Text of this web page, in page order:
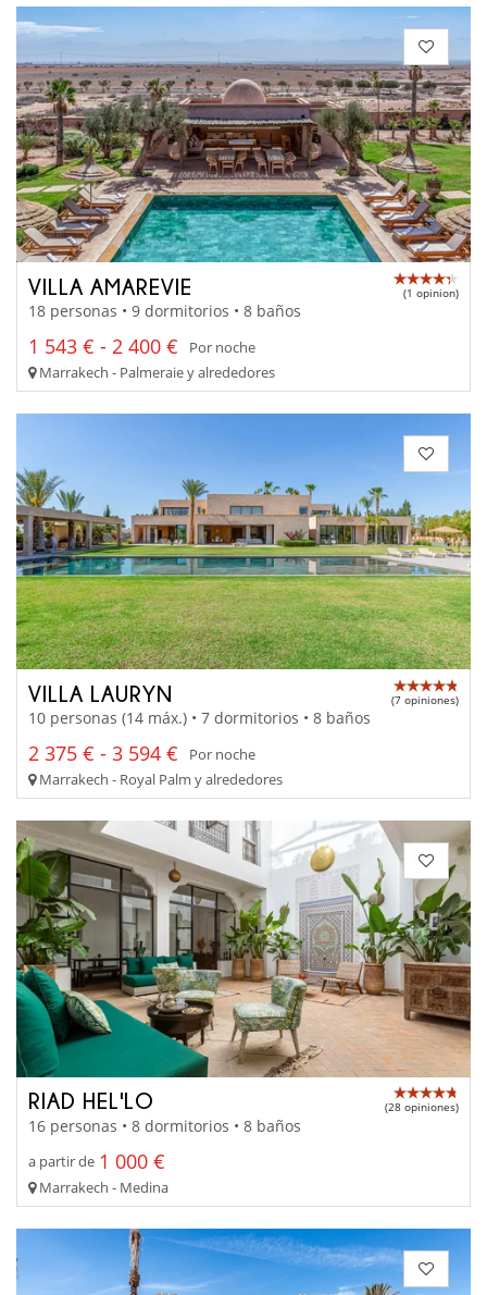
VILLA AMAREVIE (1 opinion)
18 personas • 9 dormitorios • 8 baños
1 543 € - 2 400 €
Por noche
Marrakech - Palmeraie y alrededores
VILLA LAURYN (7 opiniones)
10 personas (14 máx.) • 7 dormitorios • 8 baños
2 375 € - 3 594 €
Por noche
Marrakech - Royal Palm y alrededores
RIAD HEL'LO (28 opiniones)
16 personas • 8 dormitorios • 8 baños
a partir de 1 000 €
Marrakech - Medina